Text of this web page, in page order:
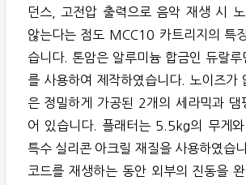
던스, 고전압 출력으로 음악 재생 시 노
않는다는 점도 MCC10 카트리지의 특
습니다. 톤암은 알루미늄 합금인 듀랄루
를 사용하여 제작하였습니다. 노이즈가
은 정밀하게 가공된 2개의 세라믹과 댐
어 있습니다. 플래터는 5.5kg의 무게
특수 실리콘 아크릴 재질을 사용하였습
코드를 재생하는 동안 외부의 진동을